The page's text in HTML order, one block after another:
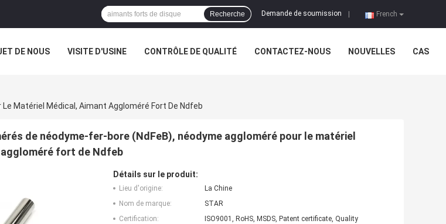
French
Demande de soumission
Recherche
DE NOUS VISITE D'USINE CONTRÔLE DE QUALITÉ CONTACTEZ-NOUS NOUVELLES CAS
Matériel Médical, Aimant Aggloméré Fort De Ndfeb
de néodyme-fer-bore (NdFeB), néodyme aggloméré pour le matériel
fort de Ndfeb
Détails sur le produit:
Lieu d'origine:
La Chine
Nom de marque:
STAR
Certification:
ISO9001, RoHS, MSDS, Patent certificate, Quality